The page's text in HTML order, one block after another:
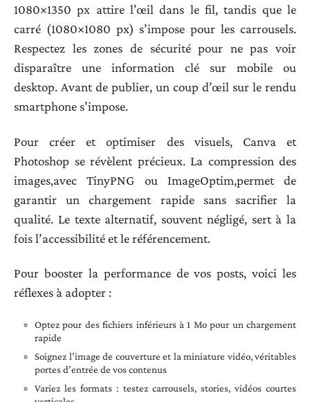
1080×1350 px attire l’œil dans le fil, tandis que le
carré (1080×1080 px) s’impose pour les carrousels.
Respectez les zones de sécurité pour ne pas voir
disparaître une information clé sur mobile ou
desktop. Avant de publier, un coup d’œil sur le rendu
smartphone s’impose.
Pour créer et optimiser des visuels, Canva et
Photoshop se révèlent précieux. La compression des
images,avec TinyPNG ou ImageOptim,permet de
garantir un chargement rapide sans sacrifier la
qualité. Le texte alternatif, souvent négligé, sert à la
fois l’accessibilité et le référencement.
Pour booster la performance de vos posts, voici les
réflexes à adopter :
Optez pour des fichiers inférieurs à 1 Mo pour un chargement
rapide
Soignez l’image de couverture et la miniature vidéo, véritables
portes d’entrée de vos contenus
Variez les formats : testez carrousels, stories, vidéos courtes